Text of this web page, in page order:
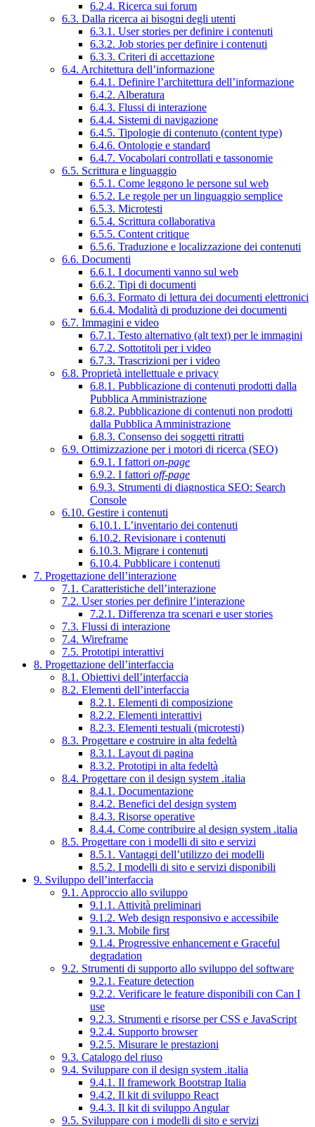
6.2.4. Ricerca sui forum
6.3. Dalla ricerca ai bisogni degli utenti
6.3.1. User stories per definire i contenuti
6.3.2. Job stories per definire i contenuti
6.3.3. Criteri di accettazione
6.4. Architettura dell’informazione
6.4.1. Definire l’architettura dell’informazione
6.4.2. Alberatura
6.4.3. Flussi di interazione
6.4.4. Sistemi di navigazione
6.4.5. Tipologie di contenuto (content type)
6.4.6. Ontologie e standard
6.4.7. Vocabolari controllati e tassonomie
6.5. Scrittura e linguaggio
6.5.1. Come leggono le persone sul web
6.5.2. Le regole per un linguaggio semplice
6.5.3. Microtesti
6.5.4. Scrittura collaborativa
6.5.5. Content critique
6.5.6. Traduzione e localizzazione dei contenuti
6.6. Documenti
6.6.1. I documenti vanno sul web
6.6.2. Tipi di documenti
6.6.3. Formato di lettura dei documenti elettronici
6.6.4. Modalità di produzione dei documenti
6.7. Immagini e video
6.7.1. Testo alternativo (alt text) per le immagini
6.7.2. Sottotitoli per i video
6.7.3. Trascrizioni per i video
6.8. Proprietà intellettuale e privacy
6.8.1. Pubblicazione di contenuti prodotti dalla
Pubblica Amministrazione
6.8.2. Pubblicazione di contenuti non prodotti
dalla Pubblica Amministrazione
6.8.3. Consenso dei soggetti ritratti
6.9. Ottimizzazione per i motori di ricerca (SEO)
6.9.1. I fattori on-page
6.9.2. I fattori off-page
6.9.3. Strumenti di diagnostica SEO: Search
Console
6.10. Gestire i contenuti
6.10.1. L’inventario dei contenuti
6.10.2. Revisionare i contenuti
6.10.3. Migrare i contenuti
6.10.4. Pubblicare i contenuti
7. Progettazione dell’interazione
7.1. Caratteristiche dell’interazione
7.2. User stories per definire l’interazione
7.2.1. Differenza tra scenari e user stories
7.3. Flussi di interazione
7.4. Wireframe
7.5. Prototipi interattivi
8. Progettazione dell’interfaccia
8.1. Obiettivi dell’interfaccia
8.2. Elementi dell’interfaccia
8.2.1. Elementi di composizione
8.2.2. Elementi interattivi
8.2.3. Elementi testuali (microtesti)
8.3. Progettare e costruire in alta fedeltà
8.3.1. Layout di pagina
8.3.2. Prototipi in alta fedeltà
8.4. Progettare con il design system .italia
8.4.1. Documentazione
8.4.2. Benefici del design system
8.4.3. Risorse operative
8.4.4. Come contribuire al design system .italia
8.5. Progettare con i modelli di sito e servizi
8.5.1. Vantaggi dell’utilizzo dei modelli
8.5.2. I modelli di sito e servizi disponibili
9. Sviluppo dell’interfaccia
9.1. Approccio allo sviluppo
9.1.1. Attività preliminari
9.1.2. Web design responsivo e accessibile
9.1.3. Mobile first
9.1.4. Progressive enhancement e Graceful
degradation
9.2. Strumenti di supporto allo sviluppo del software
9.2.1. Feature detection
9.2.2. Verificare le feature disponibili con Can I
use
9.2.3. Strumenti e risorse per CSS e JavaScript
9.2.4. Supporto browser
9.2.5. Misurare le prestazioni
9.3. Catalogo del riuso
9.4. Sviluppare con il design system .italia
9.4.1. Il framework Bootstrap Italia
9.4.2. Il kit di sviluppo React
9.4.3. Il kit di sviluppo Angular
9.5. Sviluppare con i modelli di sito e servizi